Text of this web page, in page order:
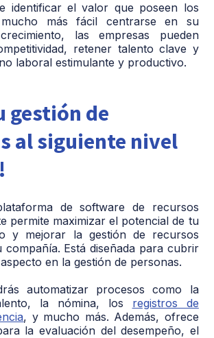
identificar el valor que poseen los
más fácil centrarse en su
las empresas pueden
retener talento clave y
laboral estimulante y productivo.
gestión de
al siguiente nivel
de software de recursos
permite maximizar el potencial de tu
y mejorar la gestión de recursos
compañía. Está diseñada para cubrir
en la gestión de personas.
automatizar procesos como la
la nómina, los registros de
, y mucho más. Además, ofrece
la evaluación del desempeño, el